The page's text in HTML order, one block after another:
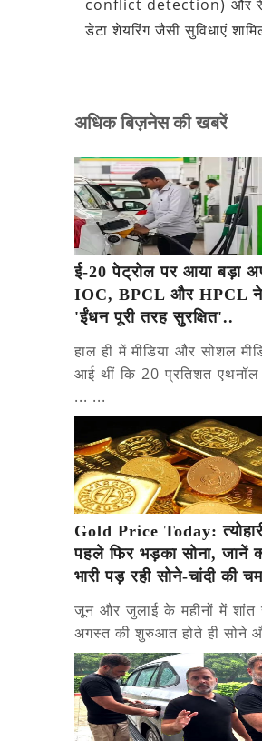
conflict detection) और
डेटा शेयरिंग जैसी सुविधाएं
अधिक बिज़नेस की खबरें
ई-20 पेट्रोल पर आया बड़ा
IOC, BPCL और HPCL ने
'ईंधन पूरी तरह सुरक्षित'..
हाल ही में मीडिया और सोशल
आई थीं कि 20 प्रतिशत एथनॉल
... ...
Gold Price Today:
पहले फिर भड़का सोना, जानें
भारी पड़ रही सोने-चांदी की
जून और जुलाई के महीनों में शांत
अगस्त की शुरुआत होते ही सोने